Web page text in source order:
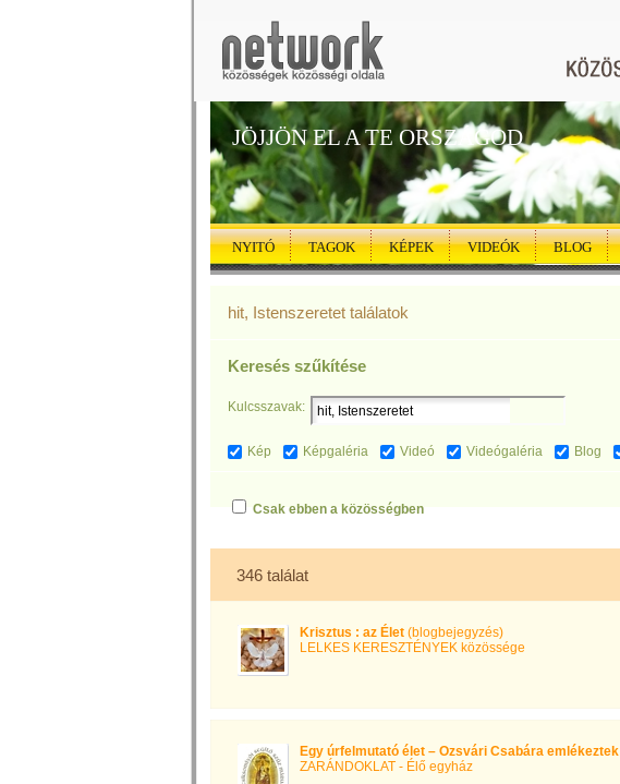
JÖJJÖN EL A TE ORSZÁGOD
NYITÓ TAGOK KÉPEK VIDEÓK BLOG
hit, Istenszeretet találatok
Keresés szűkítése
Kulcsszavak:
Kép Képgaléria Videó Videógaléria Blog
Csak ebben a közösségben
346 találat
Krisztus : az Élet (blogbejegyzés)
LELKES KERESZTÉNYEK közössége
Egy úrfelmutató élet – Ozsvári Csabára emlékeztek
ZARÁNDOKLAT - Élő egyház